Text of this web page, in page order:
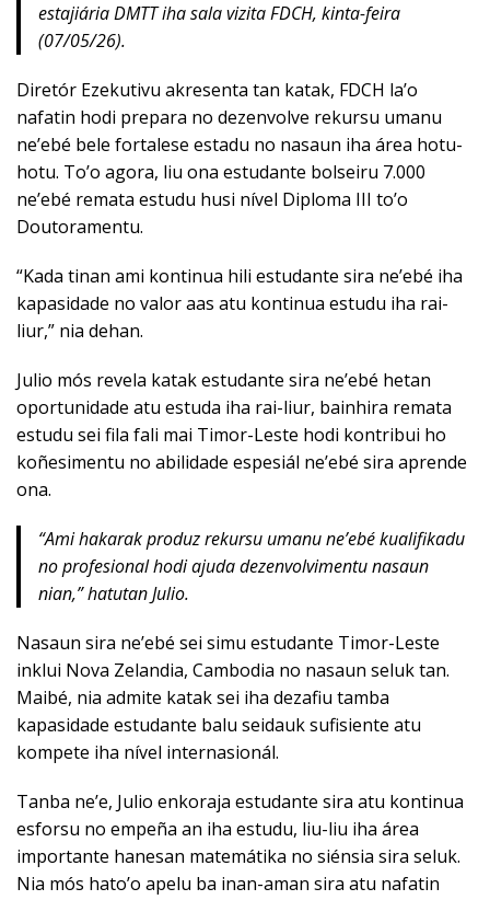
estajiária DMTT iha sala vizita FDCH, kinta-feira
(07/05/26).
Diretór Ezekutivu akresenta tan katak, FDCH la’o
nafatin hodi prepara no dezenvolve rekursu umanu
ne’ebé bele fortalese estadu no nasaun iha área hotu-
hotu. To’o agora, liu ona estudante bolseiru 7.000
ne’ebé remata estudu husi nível Diploma III to’o
Doutoramentu.
“Kada tinan ami kontinua hili estudante sira ne’ebé iha
kapasidade no valor aas atu kontinua estudu iha rai-
liur,” nia dehan.
Julio mós revela katak estudante sira ne’ebé hetan
oportunidade atu estuda iha rai-liur, bainhira remata
estudu sei fila fali mai Timor-Leste hodi kontribui ho
koñesimentu no abilidade espesiál ne’ebé sira aprende
ona.
“Ami hakarak produz rekursu umanu ne’ebé kualifikadu
no profesional hodi ajuda dezenvolvimentu nasaun
nian,” hatutan Julio.
Nasaun sira ne’ebé sei simu estudante Timor-Leste
inklui Nova Zelandia, Cambodia no nasaun seluk tan.
Maibé, nia admite katak sei iha dezafiu tamba
kapasidade estudante balu seidauk sufisiente atu
kompete iha nível internasionál.
Tanba ne’e, Julio enkoraja estudante sira atu kontinua
esforsu no empeña an iha estudu, liu-liu iha área
importante hanesan matemátika no siénsia sira seluk.
Nia mós hato’o apelu ba inan-aman sira atu nafatin